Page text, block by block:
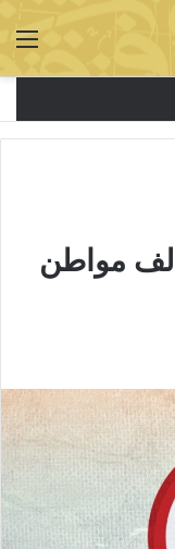
نظام ال سعود يمنع 70 ألف مواطن